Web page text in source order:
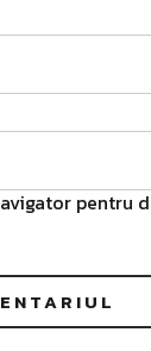
pentru